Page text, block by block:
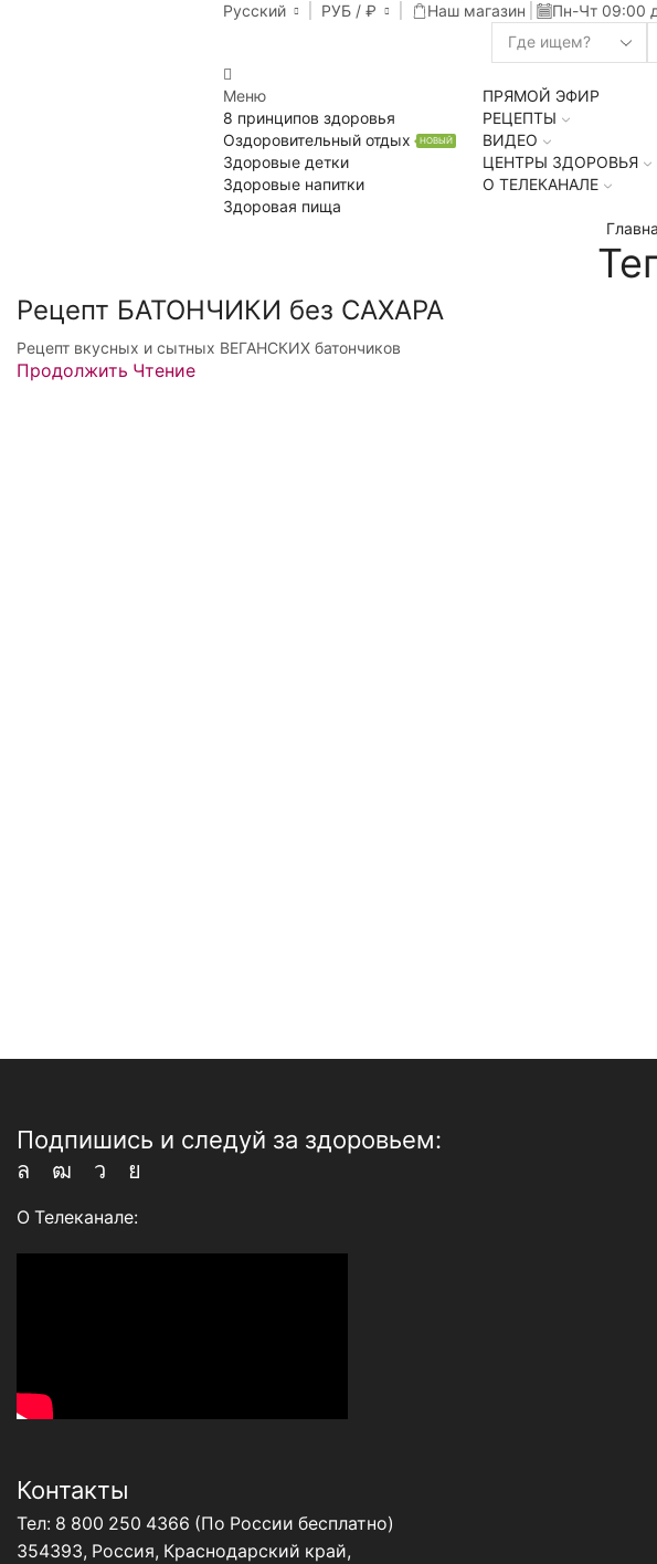
Русский РУБ / ₽ Наш магазин Пн-Чт 09:00
Search
Меню
8 принципов здоровья
Оздоровительный отдых
НОВЫЙ
Здоровые детки
Здоровые напитки
Здоровая пища
ПРЯМОЙ ЭФИР
РЕЦЕПТЫ
ВИДЕО
ЦЕНТРЫ ЗДОРОВЬЯ
О ТЕЛЕКАНАЛЕ
Рецепт БАТОНЧИКИ без САХАРА
Рецепт вкусных и сытных ВЕГАНСКИХ батончиков
Продолжить Чтение
Подпишись и следуй за здоровьем:
Whatsapp
YoutubeTelegram
Vk
О Телеканале:
Контакты
Тел: 8 800 250 4366 (По России бесплатно)
354393, Россия, Краснодарский край,